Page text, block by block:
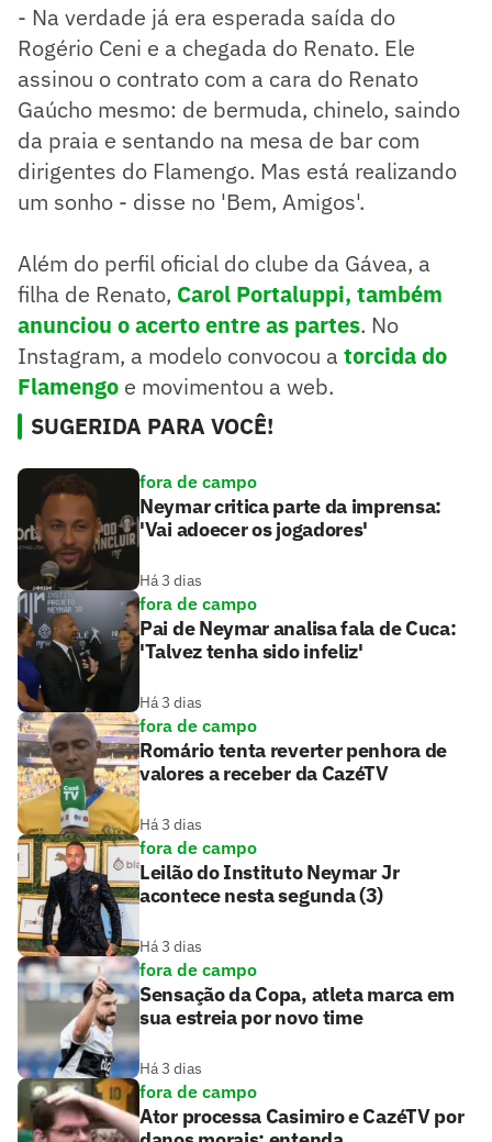
- Na verdade já era esperada saída do
Rogério Ceni e a chegada do Renato. Ele
assinou o contrato com a cara do Renato
Gaúcho mesmo: de bermuda, chinelo, saindo
da praia e sentando na mesa de bar com
dirigentes do Flamengo. Mas está realizando
um sonho - disse no 'Bem, Amigos'.
Além do perfil oficial do clube da Gávea, a
filha de Renato, Carol Portaluppi, também
anunciou o acerto entre as partes. No
Instagram, a modelo convocou a torcida do
Flamengo e movimentou a web.
SUGERIDA PARA VOCÊ!
fora de campo
Neymar critica parte da imprensa:
'Vai adoecer os jogadores'
Há 3 dias
fora de campo
Pai de Neymar analisa fala de Cuca:
'Talvez tenha sido infeliz'
Há 3 dias
fora de campo
Romário tenta reverter penhora de
valores a receber da CazéTV
Há 3 dias
fora de campo
Leilão do Instituto Neymar Jr
acontece nesta segunda (3)
Há 3 dias
fora de campo
Sensação da Copa, atleta marca em
sua estreia por novo time
Há 3 dias
fora de campo
Ator processa Casimiro e CazéTV por